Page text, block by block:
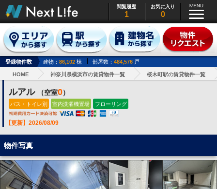
閲覧履歴
1
お気に入り
0
登録物件数 建物： 86,102 棟 部屋数： 484,576 戸
HOME 神奈川県横浜市の賃貸物件一覧 桜木町駅の賃貸物件一覧
ルアル （空室0）
バス・トイレ別 室内洗濯機置場 フローリング
【更新】2026/08/09
物件写真